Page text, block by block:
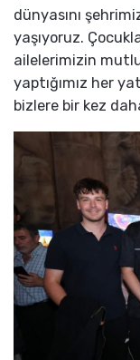
dünyasını
yaşıyoruz.
ailelerimizin
yaptığımız her
bizlere bir kez